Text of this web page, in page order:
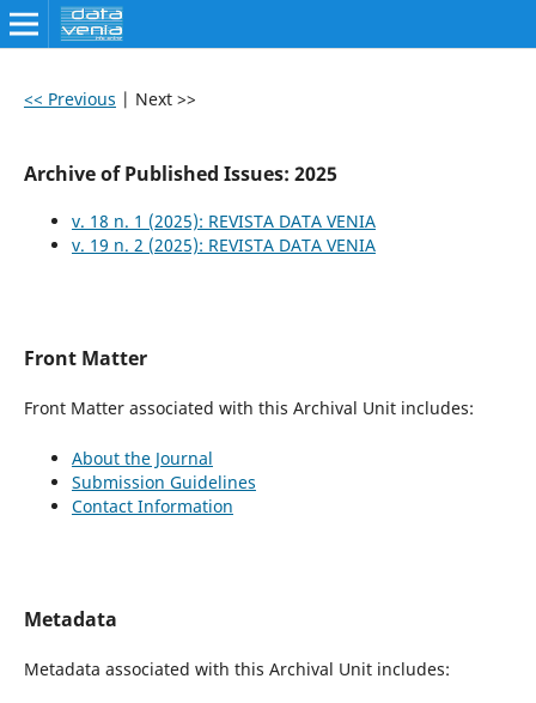
<< Previous | Next >>
Archive of Published Issues: 2025
v. 18 n. 1 (2025): REVISTA DATA VENIA
v. 19 n. 2 (2025): REVISTA DATA VENIA
Front Matter
Front Matter associated with this Archival Unit includes:
About the Journal
Submission Guidelines
Contact Information
Metadata
Metadata associated with this Archival Unit includes: